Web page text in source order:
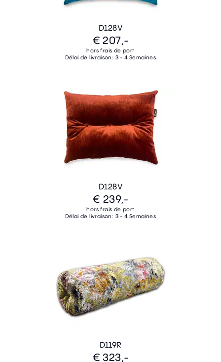
D128V
€ 207,-
hors frais de port
Délai de livraison: 3 - 4 Semaines
D128V
€ 239,-
hors frais de port
Délai de livraison: 3 - 4 Semaines
D119R
€ 323,-